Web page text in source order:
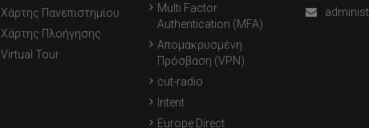
Χάρτης Πανεπιστημίου
Χάρτης Πλοήγησης
Virtual Tour
Multi Factor
Authentication (MFA)
Απομακρυσμένη
Πρόσβαση (VPN)
cut-radio
Intent
Europe Direct